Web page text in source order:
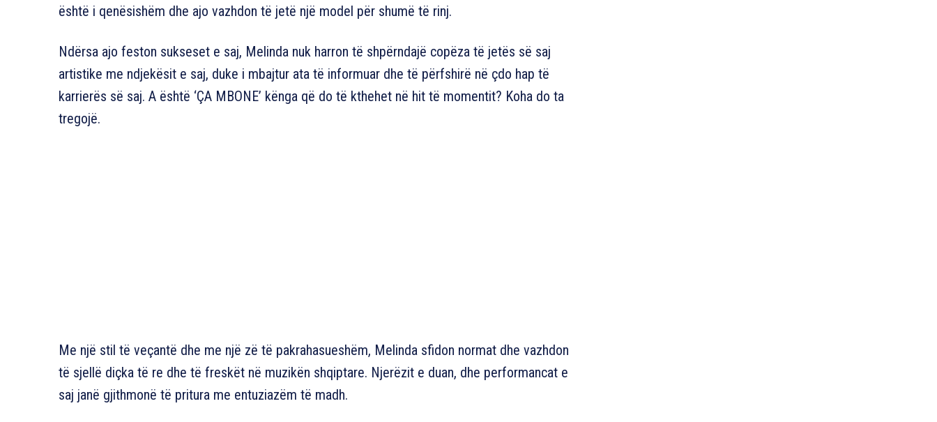
është i qenësishëm dhe ajo vazhdon të jetë një model për shumë të rinj.
Ndërsa ajo feston sukseset e saj, Melinda nuk harron të shpërndajë copëza të jetës së saj
artistike me ndjekësit e saj, duke i mbajtur ata të informuar dhe të përfshirë në çdo hap të
karrierës së saj. A është ‘ÇA MBONE’ kënga që do të kthehet në hit të momentit? Koha do ta
tregojë.
Me një stil të veçantë dhe me një zë të pakrahasueshëm, Melinda sfidon normat dhe vazhdon
të sjellë diçka të re dhe të freskët në muzikën shqiptare. Njerëzit e duan, dhe performancat e
saj janë gjithmonë të pritura me entuziazëm të madh.